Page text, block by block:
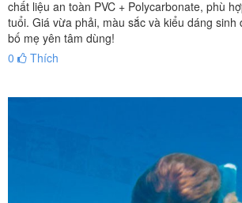
chất liệu an toàn PVC + Polycarbonate, phù
tuổi. Giá vừa phải, màu sắc và kiểu dáng
bố mẹ yên tâm dùng!
0
Thích